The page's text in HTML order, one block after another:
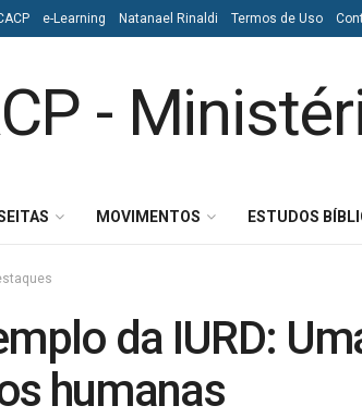
e-Learning Natanael Rinaldi Termos de Uso
MOVIMENTOS ESTUDOS
da IURD:
humanas